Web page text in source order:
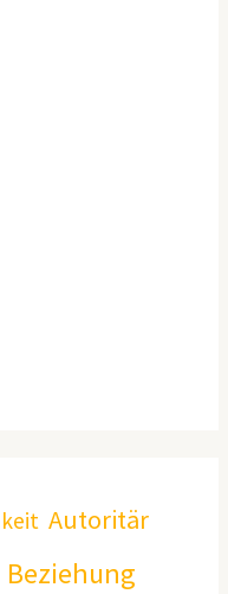
Autoritär
Beziehung